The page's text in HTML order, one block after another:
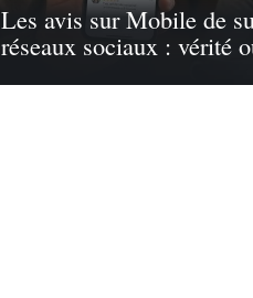
Les avis sur Mobile de
réseaux sociaux : vérité